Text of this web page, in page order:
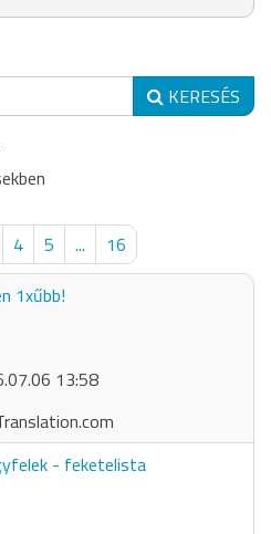
KERESÉS
4 5 ...
16
1xűbb!
13:58
- feketelista